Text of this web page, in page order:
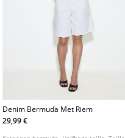
Denim Bermuda Met Riem
29,99 €